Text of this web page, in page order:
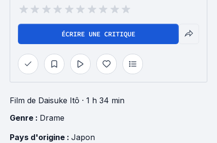
ÉCRIRE UNE CRITIQUE
Film de Daisuke Itô · 1 h 34 min
Genre : Drame
Pays d'origine : Japon